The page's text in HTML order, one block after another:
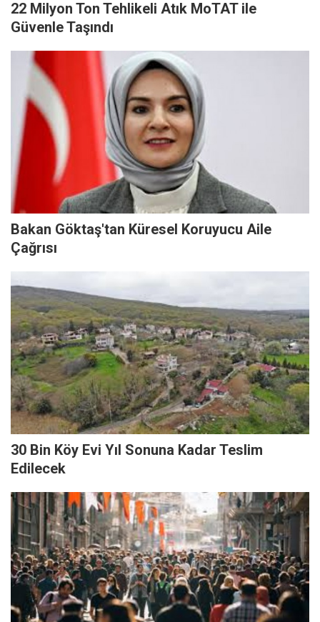
22 Milyon Ton Tehlikeli Atık MoTAT ile
Güvenle Taşındı
Bakan Göktaş'tan Küresel Koruyucu Aile
Çağrısı
30 Bin Köy Evi Yıl Sonuna Kadar Teslim
Edilecek